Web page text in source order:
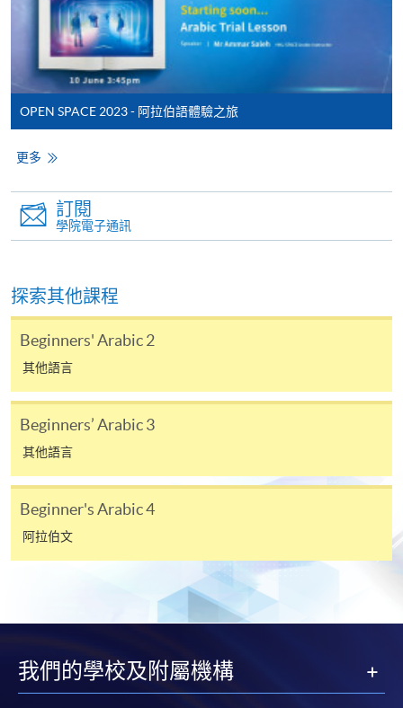
報讀同一學歷頒授課程內其他單元
​學院為學歷頒授課程特設「註冊及學費通知」，適
(「通知」)，請填妥有關「通知」，並親往報名中
心或以郵遞方式，遞交「通知」及繳交所需費用。
何疑問，請詳閱個別課程資料，或聯絡有關課程負責
人或報名中心。
課程/科目報名注意事項:
選用網上報名服務必須在已接駁互聯網及支援
JavaScript程式瀏覽器的電腦上進行。建議選用
Google Chrome瀏覽器。
申請人不應閒置申請超過10分鐘。否則，申請人
必須重新開始整個申請程序。
網上報名只支援「提早報讀優惠」。如需享用其他
在網上報名過程中，由於提交課程申請和付款在系
統處理上為兩個不同的程序，成功付款並不保證成
功被獲取錄。任何不成功的申請，課程組職員將儘
申請人應注意，不論親身或網上報讀，相同的課
程/科目只可提交一次申請。
OPEN SPACE 2023 - 阿拉伯語體驗之旅
更多
訂閱
學院電子通訊
探索其他課程
Beginners' Arabic 2
其他語言
Beginners’ Arabic 3
其他語言
Beginner's Arabic 4
阿拉伯文
我們的學校及附屬機構